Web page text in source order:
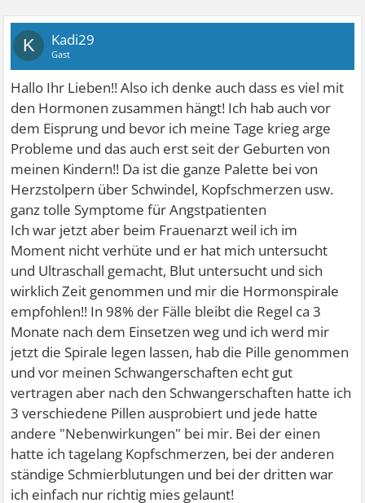
K Kadi29
Gast
Hallo Ihr Lieben!! Also ich denke auch dass es viel mit
den Hormonen zusammen hängt! Ich hab auch vor
dem Eisprung und bevor ich meine Tage krieg arge
Probleme und das auch erst seit der Geburten von
meinen Kindern!! Da ist die ganze Palette bei von
Herzstolpern über Schwindel, Kopfschmerzen usw.
ganz tolle Symptome für Angstpatienten
Ich war jetzt aber beim Frauenarzt weil ich im
Moment nicht verhüte und er hat mich untersucht
und Ultraschall gemacht, Blut untersucht und sich
wirklich Zeit genommen und mir die Hormonspirale
empfohlen!! In 98% der Fälle bleibt die Regel ca 3
Monate nach dem Einsetzen weg und ich werd mir
jetzt die Spirale legen lassen, hab die Pille genommen
und vor meinen Schwangerschaften echt gut
vertragen aber nach den Schwangerschaften hatte ich
3 verschiedene Pillen ausprobiert und jede hatte
andere "Nebenwirkungen" bei mir. Bei der einen
hatte ich tagelang Kopfschmerzen, bei der anderen
ständige Schmierblutungen und bei der dritten war
ich einfach nur richtig mies gelaunt!